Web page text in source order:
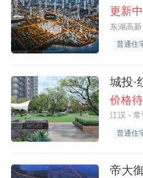
更新中
东湖高
普通住
城投·
价格
江汉 - 常
普通住
帝大